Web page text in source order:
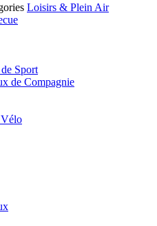
Loisirs & Plein Air
Sport
de Compagnie